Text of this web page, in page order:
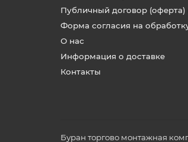
Публичный договор (оферта)
Форма согласия на
О нас
Информация о доставке
Контакты
Буран торгово монтажная